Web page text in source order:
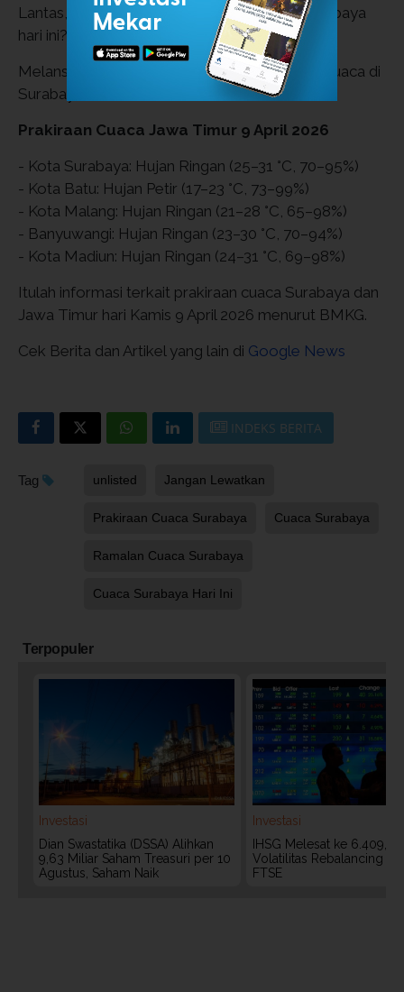
Lantas, bagaimana detail prakiraan cuaca Surabaya
hari ini?
Melansir dari laman BMKG, berikut prakiraan cuaca di
Surabaya dan Jawa Timur:
Prakiraan Cuaca Jawa Timur 9 April 2026
- Kota Surabaya: Hujan Ringan (25–31 °C, 70–95%)
- Kota Batu: Hujan Petir (17–23 °C, 73–99%)
- Kota Malang: Hujan Ringan (21–28 °C, 65–98%)
- Banyuwangi: Hujan Ringan (23–30 °C, 70–94%)
- Kota Madiun: Hujan Ringan (24–31 °C, 69–98%)
Itulah informasi terkait prakiraan cuaca Surabaya dan
Jawa Timur hari Kamis 9 April 2026 menurut BMKG.
Cek Berita dan Artikel yang lain di Google News
INDEKS BERITA
Tag unlisted Jangan Lewatkan
Prakiraan Cuaca Surabaya Cuaca Surabaya
Ramalan Cuaca Surabaya
Cuaca Surabaya Hari Ini
Terpopuler
Investasi
Dian Swastatika (DSSA) Alihkan
9,63 Miliar Saham Treasuri per 10
Agustus, Saham Naik
Investasi
IHSG Melesat ke 6.409,
Volatilitas Rebalancing
FTSE